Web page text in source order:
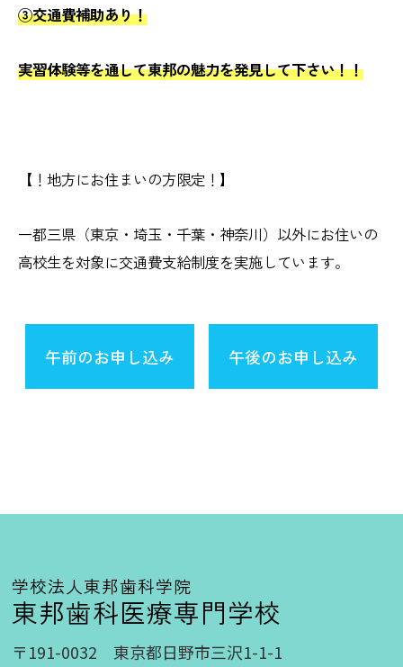
③交通費補助あり！
実習体験等を通して東邦の魅力を発見して下さい！！
【！地方にお住まいの方限定！】
一都三県（東京・埼玉・千葉・神奈川）以外にお住いの
高校生を対象に交通費支給制度を実施しています。
午前のお申し込み 午後のお申し込み
学校法人東邦歯科学院
東邦歯科医療専門学校
〒191-0032 東京都日野市三沢1-1-1